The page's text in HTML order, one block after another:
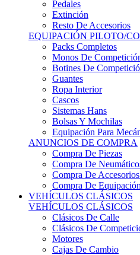
Resto De Accesorios
EQUIPACIÓN PILOTO/
Packs Completos
Monos De
Botines De Competición
Guantes
Ropa Interior
Cascos
Sistemas Hans
Bolsas Y Mochilas
Equipación Para
ANUNCIOS DE COMPRA
Compra De Piezas
Compra De Neumáticos
Compra De Accesorios
Compra De
VEHÍCULOS CLÁSICOS
VEHÍCULOS CLÁSICOS
Clásicos De Calle
Clásicos De
Motores
Cajas De Cambio
Carrocería